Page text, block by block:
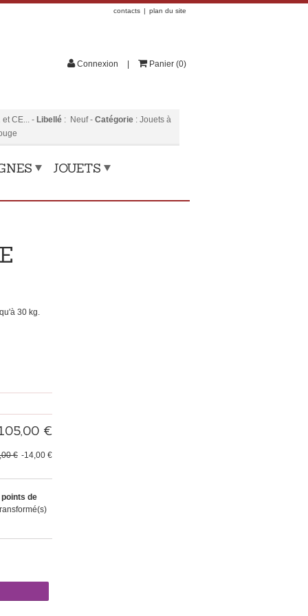
contacts plan du site
CE...- Libellé: Neuf- Catégorie: Jouets à
JOUETS
Connexion Panier (0)
30 kg.
€
-14,00 €
€
points de